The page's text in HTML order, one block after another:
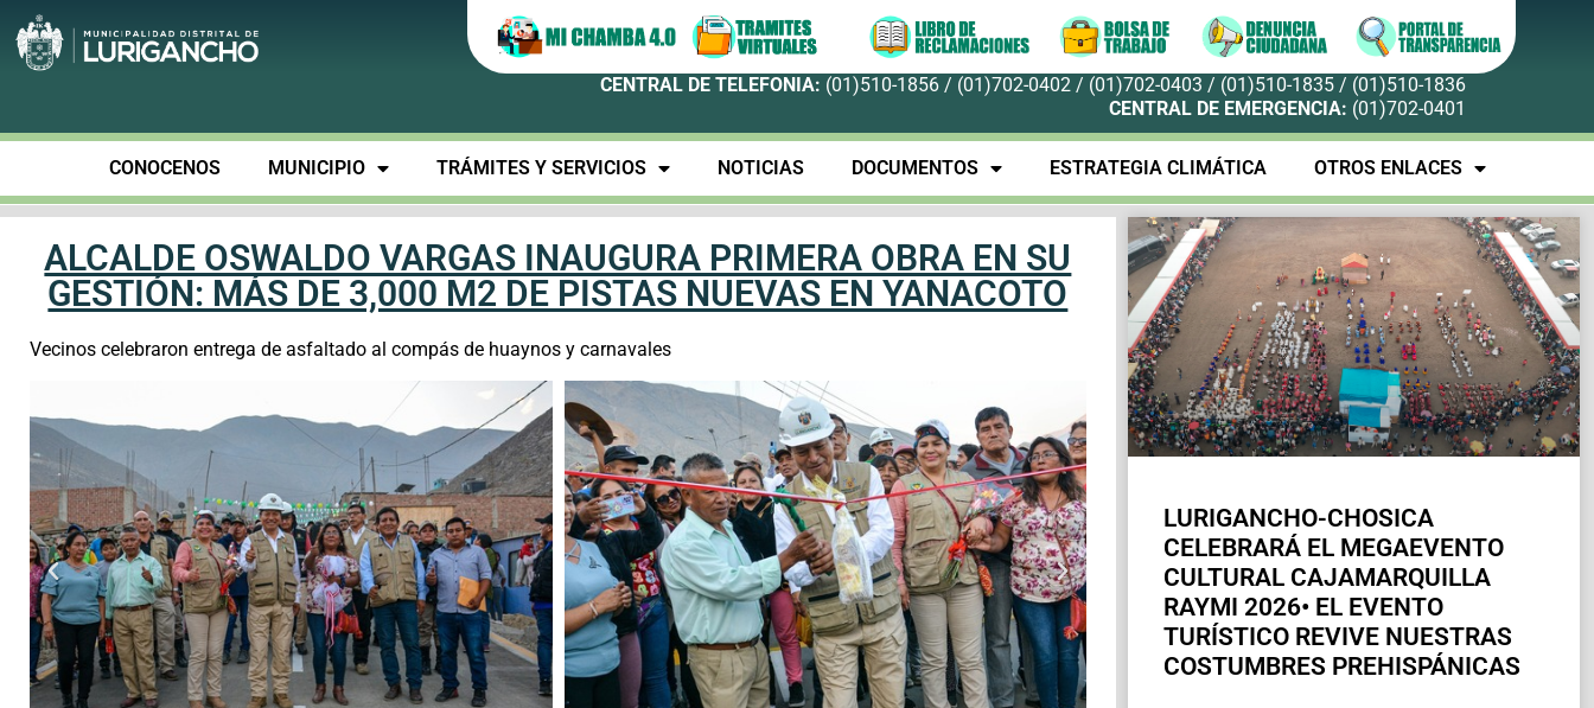
CENTRAL DE TELEFONIA: (01)510-1856 / (01)702-0402 / (01)702-0403 / (01)510-1835 / (01)510-1836
CENTRAL DE EMERGENCIA: (01)702-0401
CONOCENOS MUNICIPIO TRÁMITES Y SERVICIOS NOTICIAS DOCUMENTOS ESTRATEGIA CLIMÁTICA OTROS ENLACES
ALCALDE OSWALDO VARGAS INAUGURA PRIMERA OBRA EN SU
GESTIÓN: MÁS DE 3,000 M2 DE PISTAS NUEVAS EN YANACOTO
Vecinos celebraron entrega de asfaltado al compás de huaynos y carnavales
LURIGANCHO-CHOSICA
CELEBRARÁ EL MEGAEVENTO
CULTURAL CAJAMARQUILLA
RAYMI 2026• EL EVENTO
TURÍSTICO REVIVE NUESTRAS
COSTUMBRES PREHISPÁNICAS